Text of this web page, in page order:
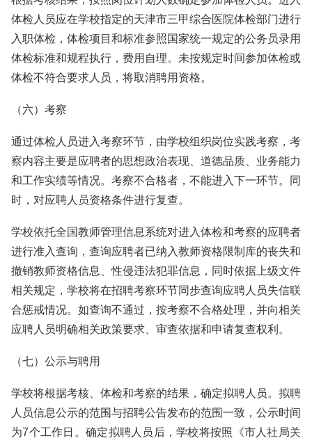
体检人员应在学校指定的天津市三甲综合医院体检部门进行
入职体检，体检项目和标准参照国家统一规定的公务员录用
体检标准和规程执行，费用自理。未按规定时间参加体检或
体检不符合要求人员，将取消聘用资格。
（六）考察
通过体检人员进入考察环节，由学校组织岗位实践考察，考
察内容主要是应聘者的思想政治表现、道德品质、业务能力
和工作实绩等情况。考察不合格者，不能进入下一环节。同
时，对应聘人员资格条件进行复查。
学校依托全国教师管理信息系统对进入体检和考察的应聘者
进行准入查询，查询应聘者已纳入教师资格限制库的丧失和
撤销教师资格信息、性侵违法犯罪信息，同时依据上级文件
相关规定，学校将在招聘考察环节同步查询应聘人员失信联
合惩戒情况。如查询不通过，按考察不合格处理，并向相关
应聘人员明确相关政策要求、审查依据和申请复查权利。
（七）公示与聘用
学校将根据考核、体检和考察的结果，确定拟聘人员。拟聘
人员信息公示的范围与招聘公告发布的范围一致，公示时间
为7个工作日。确定拟聘人员后，学校将按照《市人社局关